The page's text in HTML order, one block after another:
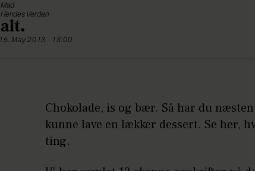
Mad
Hendes Verden
15. May 2013 - 13:00
Chokolade, is og bær. Så har du
kunne lave en lækker dessert. Se her,
ting.